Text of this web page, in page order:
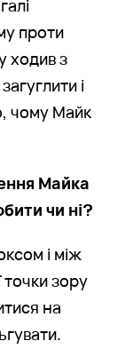
проти
ходив з
і
чому Майк
Майка
чи ні?
і між
точки зору
на